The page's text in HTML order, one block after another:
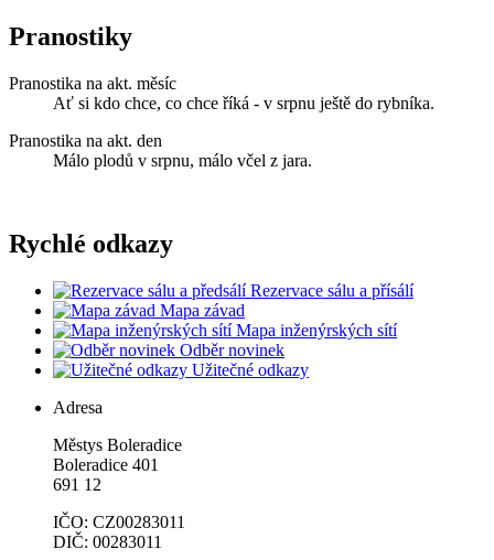
Pranostiky
Pranostika na akt. měsíc
Ať si kdo chce, co chce říká - v srpnu ještě do rybníka.
Pranostika na akt. den
Málo plodů v srpnu, málo včel z jara.
Rychlé odkazy
Rezervace sálu a přísálí
Mapa závad
Mapa inženýrských sítí
Odběr novinek
Užitečné odkazy
Adresa
Městys Boleradice
Boleradice 401
691 12
IČO: CZ00283011
DIČ: 00283011